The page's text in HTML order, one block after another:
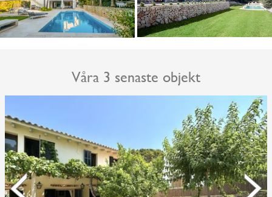
Våra 3 senaste objekt